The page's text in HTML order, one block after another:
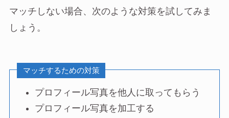
マッチしない場合、次のような対策を試してみま
しょう。
マッチするための対策
プロフィール写真を他人に取ってもらう
プロフィール写真を加工する